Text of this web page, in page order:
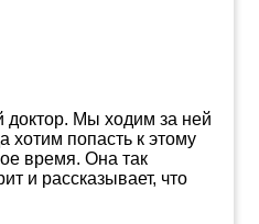
доктор. Мы ходим за ней
хотим попасть к этому
время. Она так
и рассказывает, что